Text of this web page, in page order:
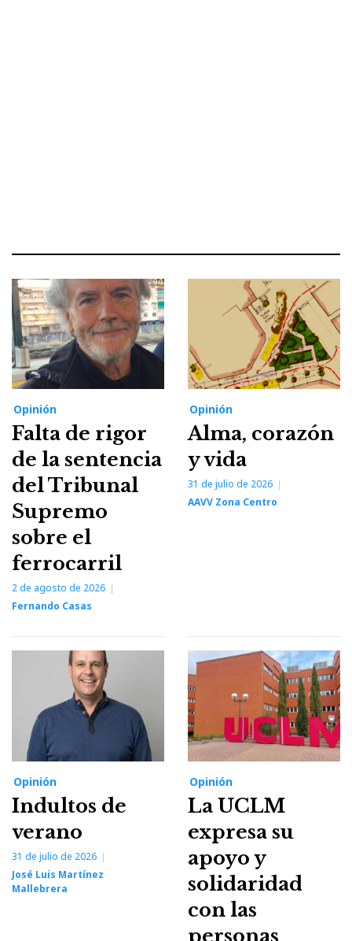
Opinión
Falta de rigor
de la sentencia
del Tribunal
Supremo
sobre el
ferrocarril
2 de agosto de 2026
Fernando Casas
Opinión
Alma, corazón
y vida
31 de julio de 2026
AAVV Zona Centro
Opinión
Indultos de
verano
31 de julio de 2026
José Luis Martínez
Mallebrera
Opinión
La UCLM
expresa su
apoyo y
solidaridad
con las
personas